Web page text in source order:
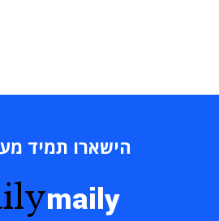
הישארו תמיד
maily